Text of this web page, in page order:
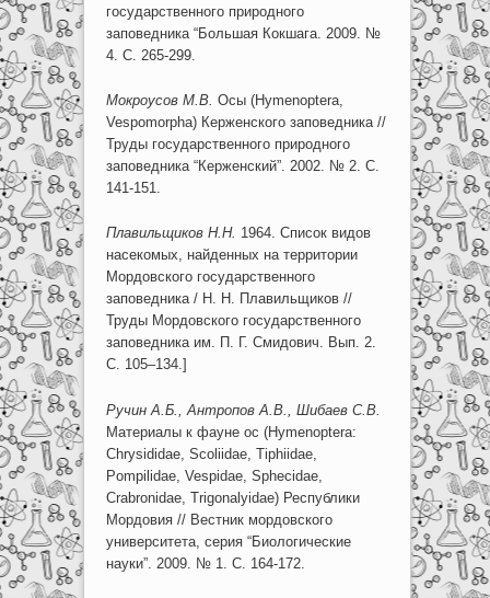
государственного природного
заповедника “Большая Кокшага. 2009. №
4. С. 265-299.
Мокроусов М.В. Осы (Hymenoptera,
Vespomorpha) Керженского заповедника //
Труды государственного природного
заповедника “Керженский”. 2002. № 2. С.
141-151.
Плавильщиков Н.Н. 1964. Список видов
насекомых, найденных на территории
Мордовского государственного
заповедника / Н. Н. Плавильщиков //
Труды Мордовского государственного
заповедника им. П. Г. Смидович. Вып. 2.
С. 105–134.]
Ручин A .Б., Aнтрoпов A B., Шибаев C. B.
Материалы к фауне ос (Hymenoptera:
Chrysididae, Scoliidae, Tiphiidae,
Pompilidae, Vespidae, Sphecidae,
Crabronidae, Trigonalyidae) Республики
Мордовия // Вестник мордовского
университета, серия “Биологические
науки”. 2009. № 1. С. 164-172.